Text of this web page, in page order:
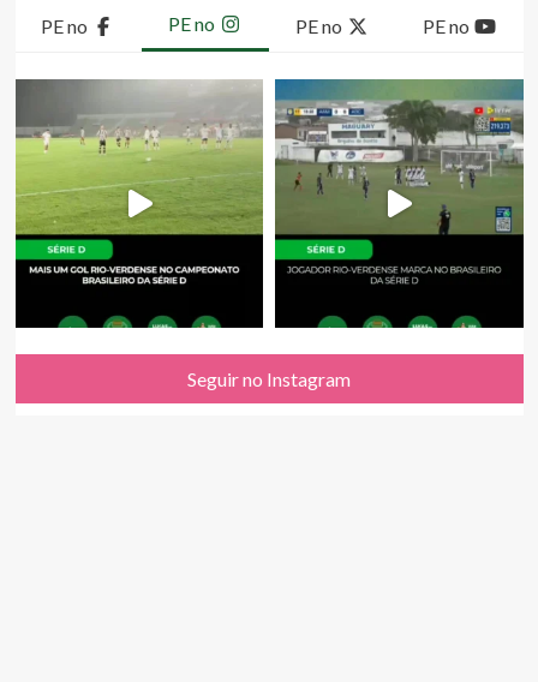
PE no PE no PE no PE no
Seguir no Instagram